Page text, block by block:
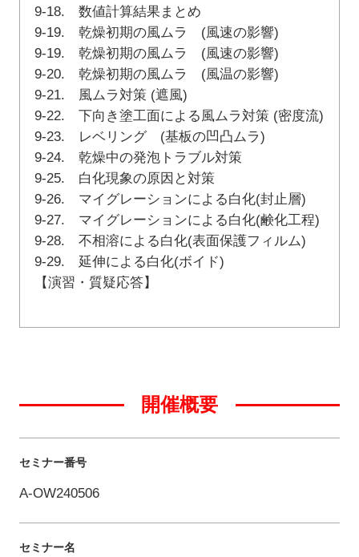
9-18. 数値計算結果まとめ
9-19. 乾燥初期の風ムラ (風速の影響)
9-19. 乾燥初期の風ムラ (風速の影響)
9-20. 乾燥初期の風ムラ (風温の影響)
9-21. 風ムラ対策 (遮風)
9-22. 下向き塗工面による風ムラ対策 (密度流)
9-23. レベリング (基板の凹凸ムラ)
9-24. 乾燥中の発泡トラブル対策
9-25. 白化現象の原因と対策
9-26. マイグレーションによる白化(封止層)
9-27. マイグレーションによる白化(鹸化工程)
9-28. 不相溶による白化(表面保護フィルム)
9-29. 延伸による白化(ボイド)
【演習・質疑応答】
開催概要
セミナー番号
A-OW240506
セミナー名